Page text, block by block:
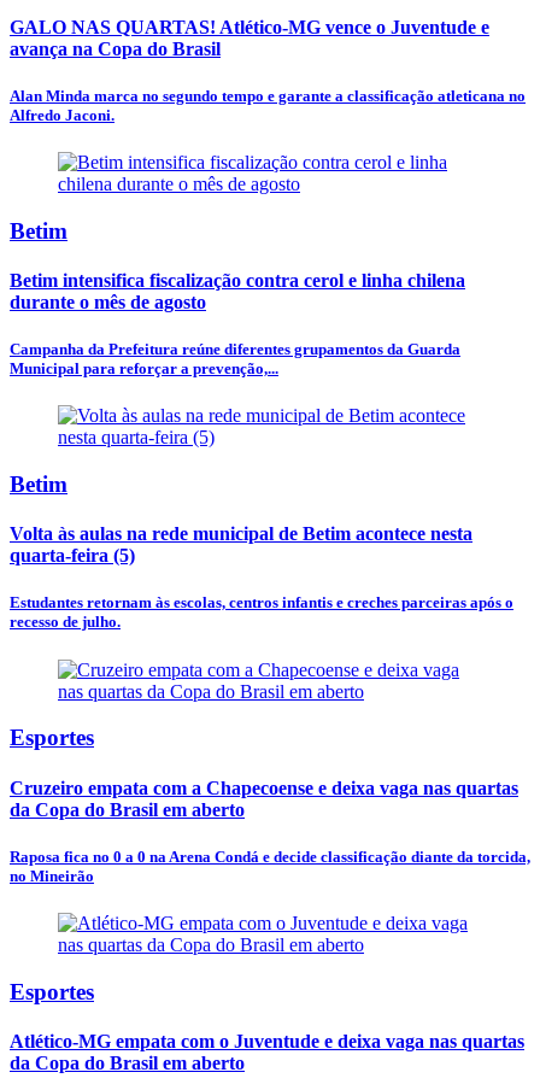
GALO NAS QUARTAS! Atlético-MG vence o Juventude e
avança na Copa do Brasil
Alan Minda marca no segundo tempo e garante a classificação atleticana no
Alfredo Jaconi.
Betim
Betim intensifica fiscalização contra cerol e linha chilena
durante o mês de agosto
Campanha da Prefeitura reúne diferentes grupamentos da Guarda
Municipal para reforçar a prevenção,...
Betim
Volta às aulas na rede municipal de Betim acontece nesta
quarta-feira (5)
Estudantes retornam às escolas, centros infantis e creches parceiras após o
recesso de julho.
Esportes
Cruzeiro empata com a Chapecoense e deixa vaga nas quartas
da Copa do Brasil em aberto
Raposa fica no 0 a 0 na Arena Condá e decide classificação diante da torcida,
no Mineirão
Esportes
Atlético-MG empata com o Juventude e deixa vaga nas quartas
da Copa do Brasil em aberto